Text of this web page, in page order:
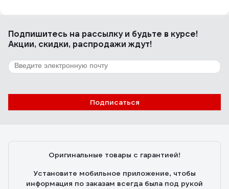
Подпишитесь на рассылкуи будьте в курсе!
Акции, скидки, распродажи ждут!
Подписаться
Оригинальные товары с гарантией!
Установите мобильное приложение, чтобы
информация по заказам всегда была под рукой